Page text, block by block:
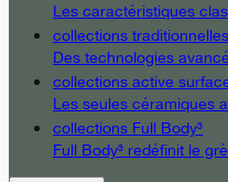
Les caractéristiques
collections traditionnelles
Des technologies
collections active
Les seules céramiques
collections Full Body³
Full Body³ redéfinit le